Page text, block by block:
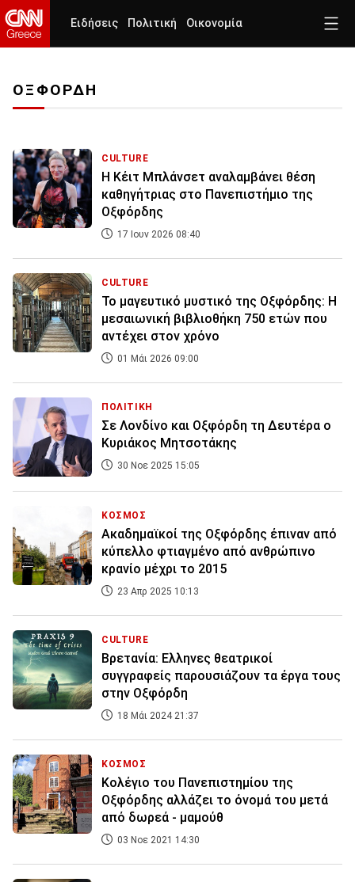
Ειδήσεις Πολιτική Οικονομία
ΟΞΦΟΡΔΗ
CULTURE
Η Κέιτ Μπλάνσετ αναλαμβάνει θέση
καθηγήτριας στο Πανεπιστήμιο της
Οξφόρδης
17 Ιουν 2026 08:40
CULTURE
Το μαγευτικό μυστικό της Οξφόρδης: Η
μεσαιωνική βιβλιοθήκη 750 ετών που
αντέχει στον χρόνο
01 Μάι 2026 09:00
ΠΟΛΙΤΙΚΗ
Σε Λονδίνο και Οξφόρδη τη Δευτέρα ο
Κυριάκος Μητσοτάκης
30 Νοε 2025 15:05
ΚΟΣΜΟΣ
Ακαδημαϊκοί της Οξφόρδης έπιναν από
κύπελλο φτιαγμένο από ανθρώπινο
κρανίο μέχρι το 2015
23 Απρ 2025 10:13
CULTURE
Βρετανία: Ελληνες θεατρικοί
συγγραφείς παρουσιάζουν τα έργα τους
στην Οξφόρδη
18 Μάι 2024 21:37
ΚΟΣΜΟΣ
Κολέγιο του Πανεπιστημίου της
Οξφόρδης αλλάζει το όνομά του μετά
από δωρεά - μαμούθ
03 Νοε 2021 14:30